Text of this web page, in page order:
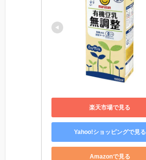
楽天市場で見る
Yahoo!ショッピングで見る
Amazonで見る